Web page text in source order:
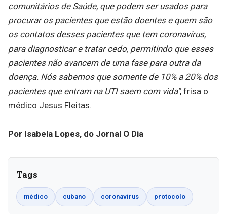
comunitários de Saúde, que podem ser usados para
procurar os pacientes que estão doentes e quem são
os contatos desses pacientes que tem coronavírus,
para diagnosticar e tratar cedo, permitindo que esses
pacientes não avancem de uma fase para outra da
doença. Nós sabemos que somente de 10% a 20% dos
pacientes que entram na UTI saem com vida", frisa o
médico Jesus Fleitas.
Por Isabela Lopes, do Jornal O Dia
Tags
médico cubano coronavírus protocolo